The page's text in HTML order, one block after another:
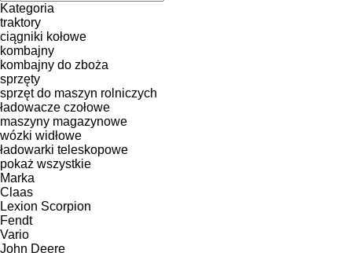
Kategoria
traktory
ciągniki kołowe
kombajny
kombajny do zboża
sprzęty
sprzęt do maszyn rolniczych
ładowacze czołowe
maszyny magazynowe
wózki widłowe
ładowarki teleskopowe
pokaż wszystkie
Marka
Claas
Lexion Scorpion
Fendt
Vario
John Deere